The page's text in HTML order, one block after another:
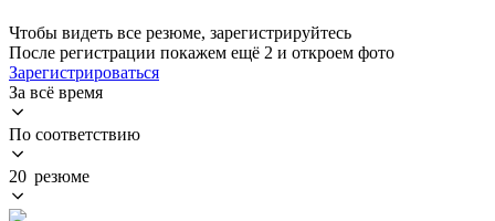
Чтобы видеть все резюме, зарегистрируйтесь
После регистрации покажем ещё 2 и откроем фото
Зарегистрироваться
За всё время
По соответствию
20 резюме